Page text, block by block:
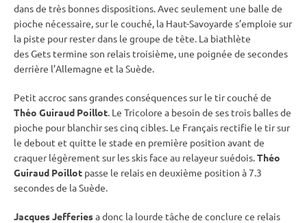
dans de très bonnes dispositions. Avec seulement une balle de
pioche nécessaire, sur le couché, la Haut-Savoyarde s’emploie sur
la piste pour rester dans le groupe de tête. La biathlète
des Gets termine son relais troisième, une poignée de secondes
derrière l’Allemagne et la Suède.
Petit accroc sans grandes conséquences sur le tircouché de
Théo Guiraud Poillot. Le Tricolore a besoin de ses trois balles de
pioche pour blanchir ses cinq cibles. Le Français rectifie le tir sur
le debout et quitte le stade en première position avant de
craquer légèrement sur les skis face au relayeur suédois.Théo
Guiraud Poillot passe le relaisen deuxième position à 7.3
secondes de la Suède.
Jacques Jefferiesa donc la lourde tâche de conclure ce relais